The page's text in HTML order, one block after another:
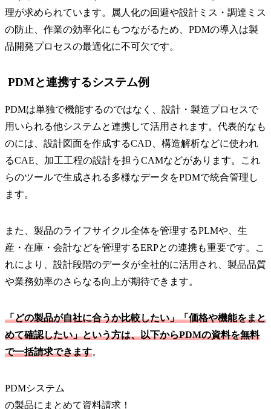
理が求められています。属人化の回避や設計ミス・調達ミス
の防止、作業の効率化にもつながるため、PDMの導入は製
品開発プロセスの最適化に不可欠です。
PDMと連携するシステム例
PDMは単独で機能するのではなく、設計・製造プロセスで
用いられる他システムと連携して活用されます。代表的なも
のには、設計図面を作成するCAD、構造解析などに使われ
るCAE、加工工程の設計を担うCAMなどがあります。これ
らのツールで生成される多様なデータをPDMで統合管理し
ます。
また、製品のライフサイクル全体を管理するPLMや、生
産・在庫・会計などを管理するERPとの連携も重要です。こ
れにより、設計段階のデータが全社的に活用され、製品品質
や業務効率のさらなる向上が期待できます。
「どの製品が自社に合うか比較したい」「価格や機能をまと
めて確認したい」という方は、以下からPDMの資料を無料
で一括請求できます。
PDMシステム
の製品にまとめて資料請求！